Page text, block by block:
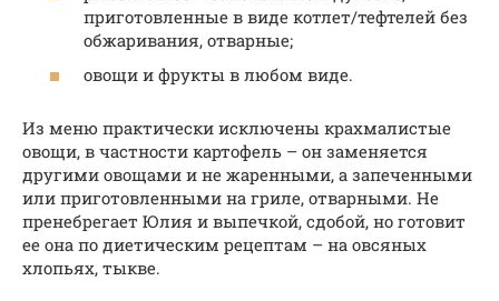
приготовленные в виде котлет/тефтелей без
обжаривания, отварные;
овощи и фрукты в любом виде.
Из меню практически исключены крахмалистые
овощи, в частности картофель – он заменяется
другими овощами и не жаренными, а запеченными
или приготовленными на гриле, отварными. Не
пренебрегает Юлия и выпечкой, сдобой, но готовит
ее она по диетическим рецептам – на овсяных
хлопьях, тыкве.